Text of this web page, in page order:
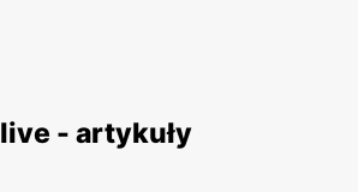
- artykuły